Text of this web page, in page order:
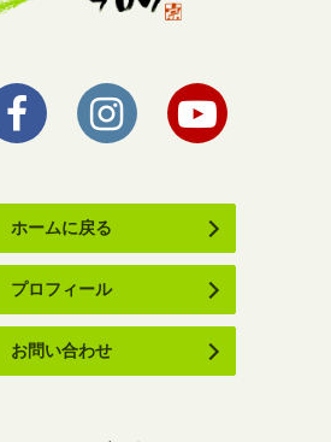
ホームに戻る
プロフィール
お問い合わせ